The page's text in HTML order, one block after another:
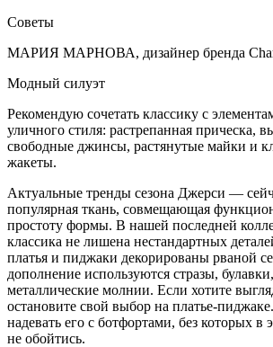
Советы
МАРИЯ МАРНОВА, дизайнер бренда
Модный силуэт
Рекомендую сочетать классику с
уличного стиля: растрепанная прическа,
свободные джинсы, растянутые майки и
жакеты.
Актуальные тренды сезона Джерси —
популярная ткань, совмещающая
простоту формы. В нашей последней
классика не лишена нестандартных
платья и пиджаки декорированы рваной
дополнение используются стразы,
металлические молнии. Если хотите
остановите свой выбор на платье-
надевать его с ботфортами, без которых в
не обойтись.